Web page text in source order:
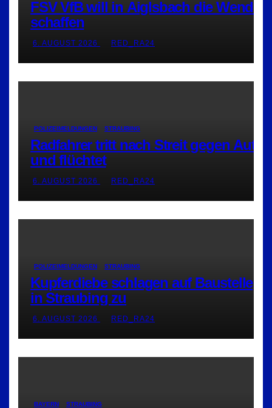
FSV VfB will in Aiglsbach die Wende
schaffen
6. AUGUST 2026 RED_RA24
POLIZEIMELDUNGEN STRAUBING
Radfahrer tritt nach Streit gegen Auto
und flüchtet
6. AUGUST 2026 RED_RA24
POLIZEIMELDUNGEN STRAUBING
Kupferdiebe schlagen auf Baustelle
in Straubing zu
6. AUGUST 2026 RED_RA24
BAYERN STRAUBING